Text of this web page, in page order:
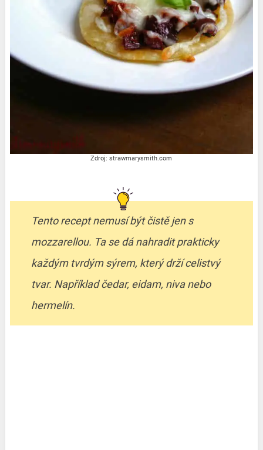
Zdroj: strawmarysmith.com
Tento recept nemusí být čistě jen s
mozzarellou. Ta se dá nahradit prakticky
každým tvrdým sýrem, který drží celistvý
tvar. Například čedar, eidam, niva nebo
hermelín.